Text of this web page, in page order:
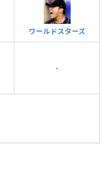
ワールドスターズ
-